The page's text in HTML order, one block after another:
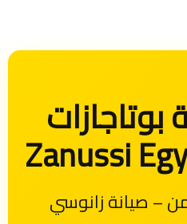
– صيانة زانوسي